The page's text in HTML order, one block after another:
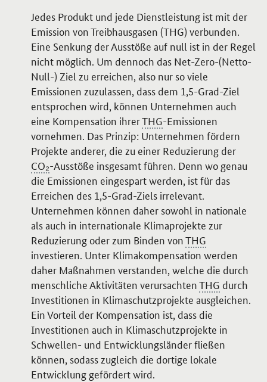
Jedes Produkt und jede Dienstleistung ist mit der
Emission von Treibhausgasen (THG) verbunden.
Eine Senkung der Ausstöße auf null ist in der Regel
nicht möglich. Um dennoch das Net-Zero-(Netto-
Null-) Ziel zu erreichen, also nur so viele
Emissionen zuzulassen, dass dem 1,5-Grad-Ziel
entsprochen wird, können Unternehmen auch
eine Kompensation ihrerTHG-Emissionen
vornehmen. Das Prinzip: Unternehmen fördern
Projekte anderer, die zu einer Reduzierung der
CO₂-Ausstöße insgesamt führen. Denn wo genau
die Emissionen eingespart werden, ist für das
Erreichen des 1,5-Grad-Ziels irrelevant.
Unternehmen können daher sowohl in nationale
als auch in internationale Klimaprojekte zur
Reduzierung oder zum Binden vonTHG
investieren. Unter Klimakompensation werden
daher Maßnahmen verstanden, welche die durch
menschliche Aktivitäten verursachtenTHG durch
Investitionen in Klimaschutzprojekte ausgleichen.
Ein Vorteil der Kompensation ist, dass die
Investitionen auch in Klimaschutzprojekte in
Schwellen- und Entwicklungsländer fließen
können, sodass zugleich die dortige lokale
Entwicklung gefördert wird.